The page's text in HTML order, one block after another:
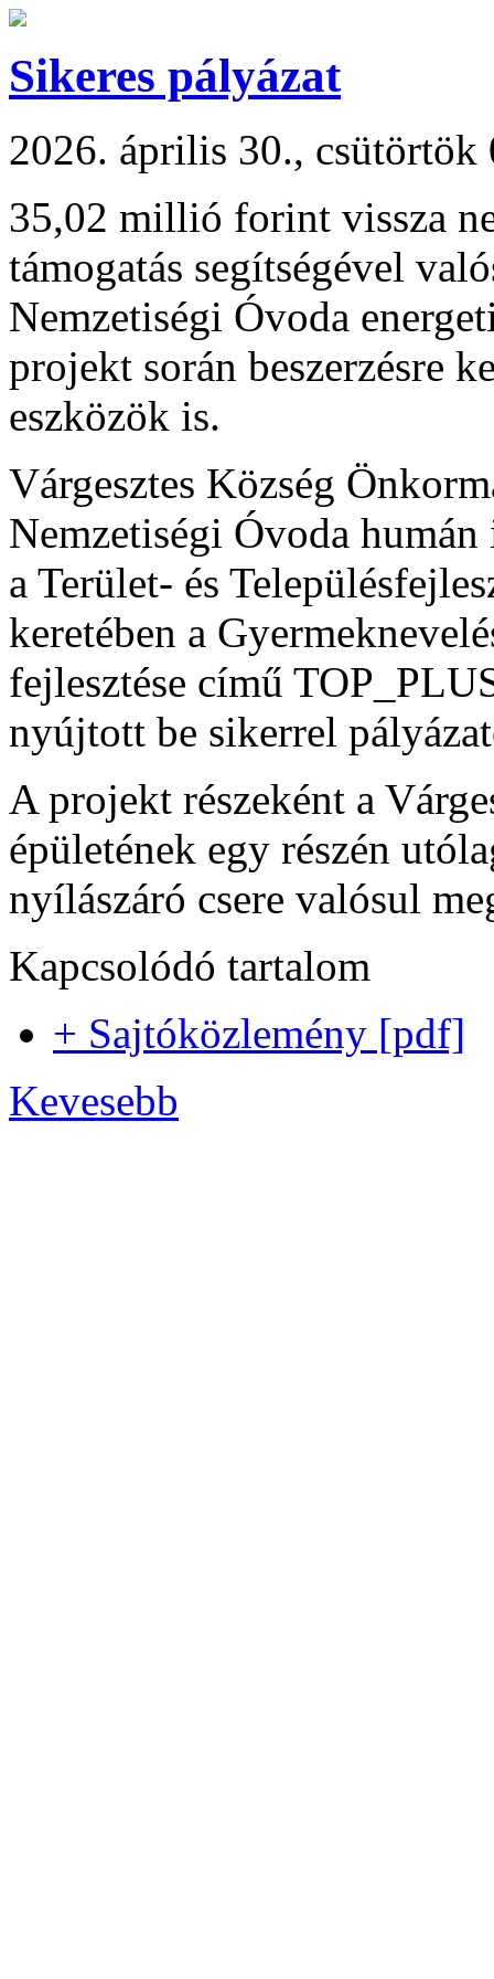
Sikeres pályázat
2026. április 30., csütörtök
35,02 millió forint vissza
támogatás segítségével
Nemzetiségi Óvoda
projekt során beszerzésre
eszközök is.
Várgesztes Község
Nemzetiségi Óvoda
a Terület- és
keretében a
fejlesztése című
nyújtott be sikerrel
A projekt részeként a
épületének egy részén
nyílászáró csere valósul
Kapcsolódó tartalom
+ Sajtóközlemény [pdf]
Kevesebb